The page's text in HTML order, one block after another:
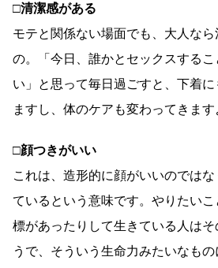
□清潔感がある
モテと関係ない場面でも、大人な
の。「今日、誰かとセックスする
い」と思って毎日過ごすと、下着
ますし、体のケアも変わってきます
□顔つきがいい
これは、造形的に顔がいいのでは
ているという意味です。やりたい
標があったりして生きている人は
うで、そういう生命力みたいなも